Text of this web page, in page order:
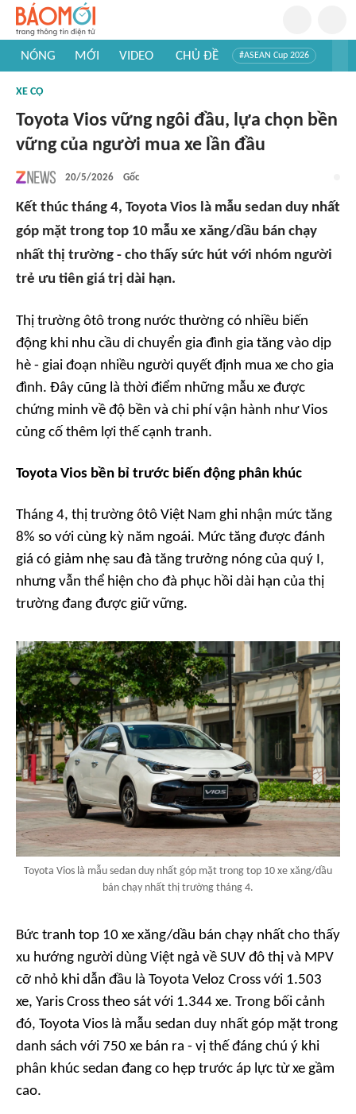
NÓNG MỚI VIDEO CHỦ ĐỀ #ASEAN Cup 2026
#Khám phá thế giới
XE CỘ
Toyota Vios vững ngôi đầu, lựa chọn bền
vững của người mua xe lần đầu
20/5/2026 Gốc
Kết thúc tháng 4, Toyota Vios là mẫu sedan duy nhất
góp mặt trong top 10 mẫu xe xăng/dầu bán chạy
nhất thị trường - cho thấy sức hút với nhóm người
trẻ ưu tiên giá trị dài hạn.
Thị trường ôtô trong nước thường có nhiều biến
động khi nhu cầu di chuyển gia đình gia tăng vào dịp
hè - giai đoạn nhiều người quyết định mua xe cho gia
đình. Đây cũng là thời điểm những mẫu xe được
chứng minh về độ bền và chi phí vận hành như Vios
củng cố thêm lợi thế cạnh tranh.
Toyota Vios bền bỉ trước biến động phân khúc
Tháng 4, thị trường ôtô Việt Nam ghi nhận mức tăng
8% so với cùng kỳ năm ngoái. Mức tăng được đánh
giá có giảm nhẹ sau đà tăng trưởng nóng của quý I,
nhưng vẫn thể hiện cho đà phục hồi dài hạn của thị
trường đang được giữ vững.
Toyota Vios là mẫu sedan duy nhất góp mặt trong top 10 xe xăng/dầu
bán chạy nhất thị trường tháng 4.
Bức tranh top 10 xe xăng/dầu bán chạy nhất cho thấy
xu hướng người dùng Việt ngả về SUV đô thị và MPV
cỡ nhỏ khi dẫn đầu là Toyota Veloz Cross với 1.503
xe, Yaris Cross theo sát với 1.344 xe. Trong bối cảnh
đó, Toyota Vios là mẫu sedan duy nhất góp mặt trong
danh sách với 750 xe bán ra - vị thế đáng chú ý khi
phân khúc sedan đang co hẹp trước áp lực từ xe gầm
cao.